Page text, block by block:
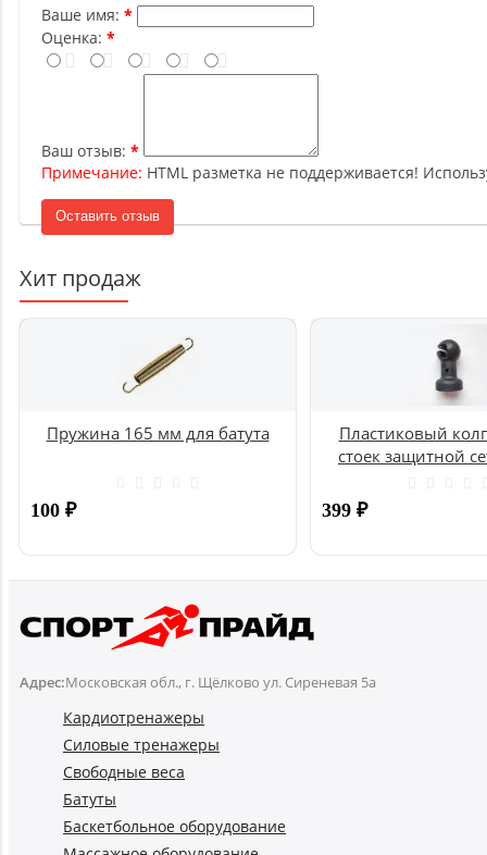
Ваше имя:
Оценка:
Ваш отзыв:
Примечание: HTML разметка не поддерживается!
Оставить отзыв
Хит продаж
Пружина 165 мм для батута
100 ₽
Пластиковый
стоек защитной
399 ₽
Адрес:Московская обл., г. Щёлково ул. Сиреневая 5а
Кардиотренажеры
Силовые тренажеры
Свободные веса
Батуты
Баскетбольное оборудование